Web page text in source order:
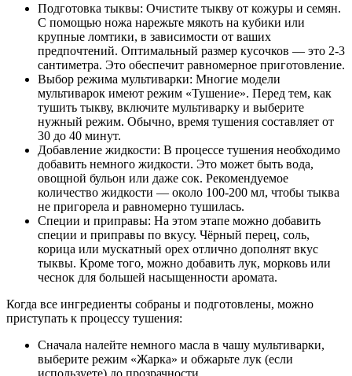
Подготовка тыквы: Очистите тыкву от кожуры и семян.
С помощью ножа нарежьте мякоть на кубики или
крупные ломтики, в зависимости от ваших
предпочтений. Оптимальный размер кусочков — это 2-3
сантиметра. Это обеспечит равномерное приготовление.
Выбор режима мультиварки: Многие модели
мультиварок имеют режим «Тушение». Перед тем, как
тушить тыкву, включите мультиварку и выберите
нужный режим. Обычно, время тушения составляет от
30 до 40 минут.
Добавление жидкости: В процессе тушения необходимо
добавить немного жидкости. Это может быть вода,
овощной бульон или даже сок. Рекомендуемое
количество жидкости — около 100-200 мл, чтобы тыква
не пригорела и равномерно тушилась.
Специи и приправы: На этом этапе можно добавить
специи и приправы по вкусу. Чёрный перец, соль,
корица или мускатный орех отлично дополнят вкус
тыквы. Кроме того, можно добавить лук, морковь или
чеснок для большей насыщенности аромата.
Когда все ингредиенты собраны и подготовлены, можно
приступать к процессу тушения:
Сначала налейте немного масла в чашу мультиварки,
выберите режим «Жарка» и обжарьте лук (если
используете) до прозрачности.